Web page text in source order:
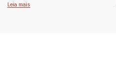
Leia mais